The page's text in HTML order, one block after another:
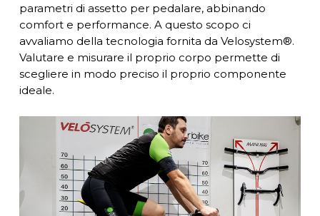
parametri di assetto per pedalare, abbinando
comfort e performance. A questo scopo ci
avvaliamo della tecnologia fornita da Velosystem®.
Valutare e misurare il proprio corpo permette di
scegliere in modo preciso il proprio componente
ideale.